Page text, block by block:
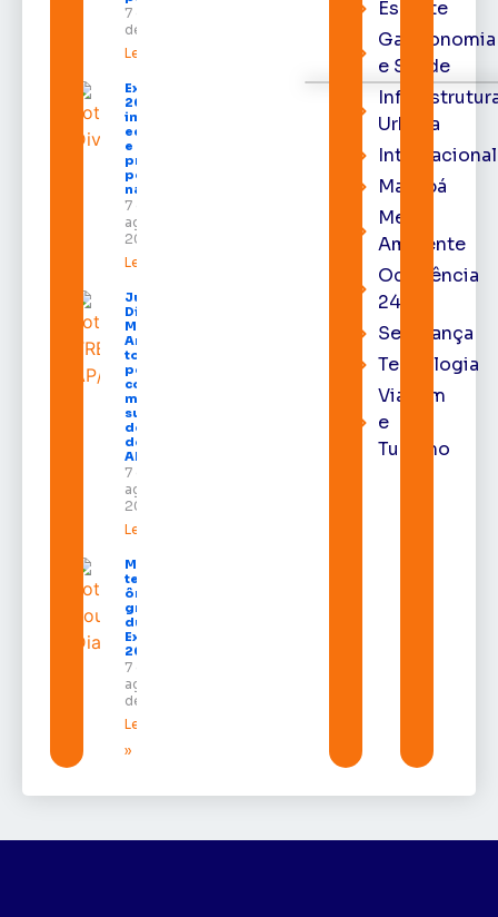
7 de agosto
de 2026
Leia mais »
Expofeira
2026
impulsiona
economia
e aumenta
procura
por hotéis
na capital
7 de
agosto de
2026
Leia mais »
Juiz
Diego
Moura de
Araújo
toma
posse
como
membro
substituto
do Pleno
do TRE-
AP
7 de
agosto de
2026
Leia mais »
Macapá
terá
ônibus
gratuitos
durante a
Expofeira
2026
7 de
agosto
de 2026
Leia mais
»
Esporte
Gastronomia
e Saúde
Urbana
Internacional
Macapá
Meio
Ambiente
Ocorrência
24h
Segurança
Tecnologia
Viagem
e
Turismo